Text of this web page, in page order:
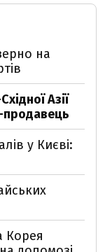
на
Азії
продавець
у Києві:
Корея